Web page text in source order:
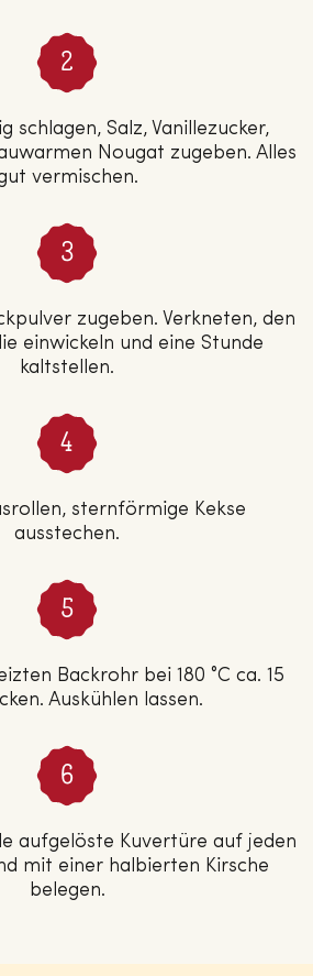
schlagen, Salz, Vanillezucker,
Nougat zugeben. Alles
vermischen.
zugeben. Verkneten, den
einwickeln und eine Stunde
kaltstellen.
sternförmige Kekse
ausstechen.
Backrohr bei 180 °C ca. 15
Auskühlen lassen.
aufgelöste Kuvertüre auf jeden
mit einer halbierten Kirsche
belegen.